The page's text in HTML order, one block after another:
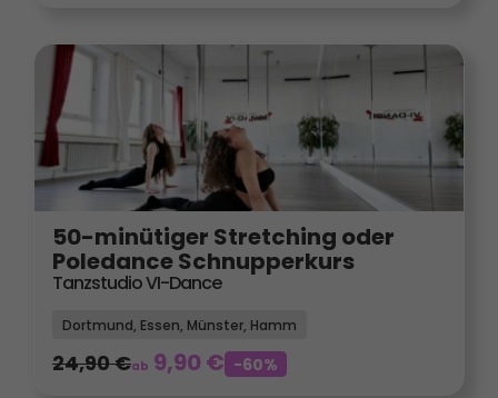
50-minütiger Stretching oder
Poledance Schnupperkurs
Tanzstudio VI-Dance
Dortmund, Essen, Münster, Hamm
24,90€ab 9,90€ -60%